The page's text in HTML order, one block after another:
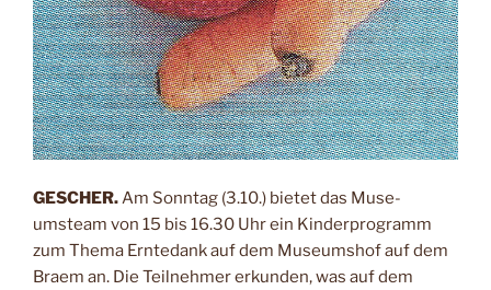
GESCHER.Am Sonntag (3.10.) bietet das Muse­
umsteam von 15 bis 16.30 Uhr ein Kinderpro­gramm
zum Thema Ernte­dank auf dem Muse­umshof auf dem
Braem an. Die Teilnehmer erkun­den, was auf dem